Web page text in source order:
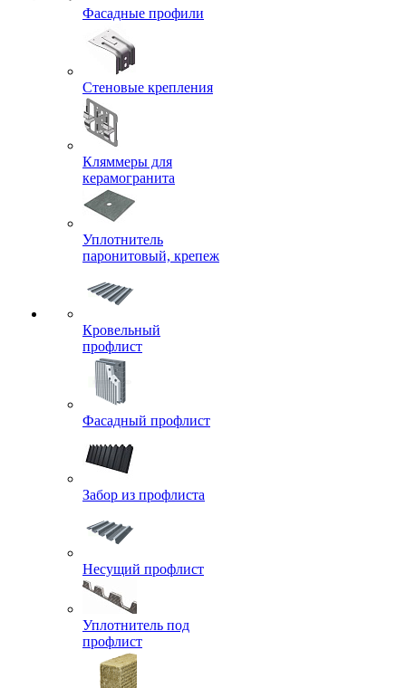
Фасадные профили
Стеновые крепления
Кляммеры для
керамогранита
Уплотнитель
паронитовый, крепеж
Кровельный
профлист
Фасадный профлист
Забор из профлиста
Несущий профлист
Уплотнитель под
профлист